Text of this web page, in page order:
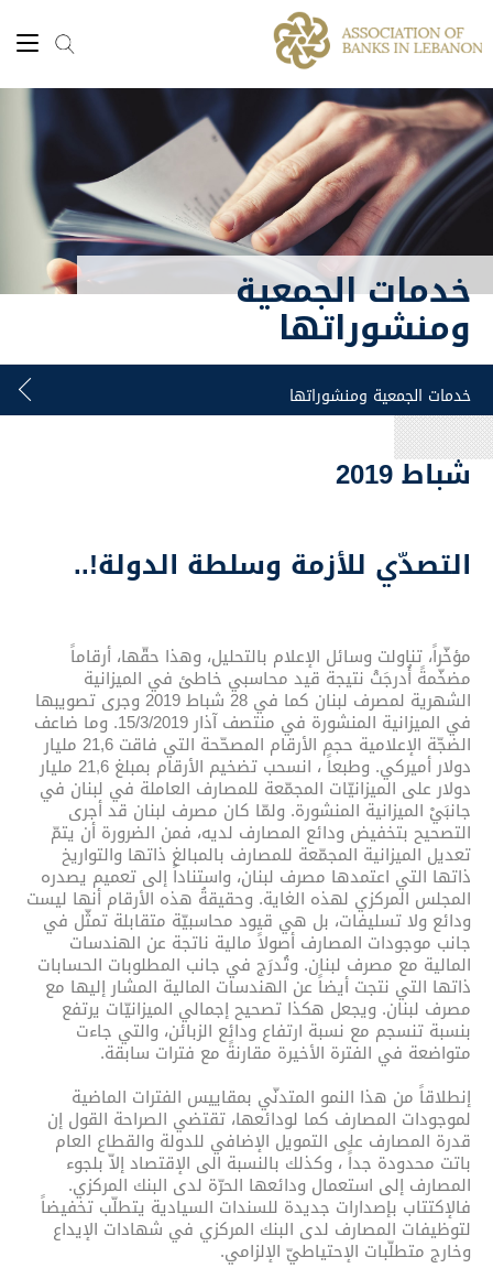
خدمات الجمعية
ومنشوراتها
شباط 2019
التصدّي للأزمة وسلطة الدولة!..
مؤخّراً، تناولت وسائل الإعلام بالتحليل، وهذا حقّها، أرقاماً
مضخّمةً أُدرجَتْ نتيجة قيد محاسبي خاطئ في الميزانية
الشهرية لمصرف لبنان كما في 28 شباط 2019 وجرى تصويبها
في الميزانية المنشورة في منتصف آذار 15/3/2019. وما ضاعف
الضجّة الإعلامية حجم الأرقام المصحّحة التي فاقت 21,6 مليار
دولار أميركي. وطبعاً ، انسحب تضخيم الأرقام بمبلغ 21,6 مليار
دولار على الميزانيّات المجمّعة للمصارف العاملة في لبنان في
جانبَيْ الميزانية المنشورة. ولمّا كان مصرف لبنان قد أجرى
التصحيح بتخفيض ودائع المصارف لديه، فمن الضرورة أن يتمّ
تعديل الميزانية المجمّعة للمصارف بالمبالغ ذاتها والتواريخ
ذاتها التي اعتمدها مصرف لبنان، واستناداً إلى تعميم يصدره
المجلس المركزي لهذه الغاية. وحقيقةُ هذه الأرقام أنها ليست
ودائع ولا تسليفات، بل هي قيود محاسبيّة متقابلة تمثّل في
جانب موجودات المصارف أصولاً مالية ناتجة عن الهندسات
المالية مع مصرف لبنان. وتُدرَج في جانب المطلوبات الحسابات
ذاتها التي نتجت أيضاً عن الهندسات المالية المشار إليها مع
مصرف لبنان. ويجعل هكذا تصحيح إجمالي الميزانيّات يرتفع
بنسبة تنسجم مع نسبة ارتفاع ودائع الزبائن، والتي جاءت
متواضعة في الفترة الأخيرة مقارنةً مع فترات سابقة.
إنطلاقاً من هذا النمو المتدنّي بمقاييس الفترات الماضية
لموجودات المصارف كما لودائعها، تقتضي الصراحة القول إن
قدرة المصارف على التمويل الإضافي للدولة والقطاع العام
باتت محدودة جداً ، وكذلك بالنسبة الى الإقتصاد إلاّ بلجوء
المصارف إلى استعمال ودائعها الحرّة لدى البنك المركزي.
فالإكتتاب بإصدارات جديدة للسندات السيادية يتطلّب تخفيضاً
لتوظيفات المصارف لدى البنك المركزي في شهادات الإيداع
وخارج متطلّبات الإحتياطيّ الإلزامي.